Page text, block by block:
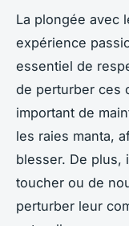
La plongée avec
expérience
essentiel de
de perturber ces
important de
les raies manta,
blesser. De plus,
toucher ou de
perturber leur